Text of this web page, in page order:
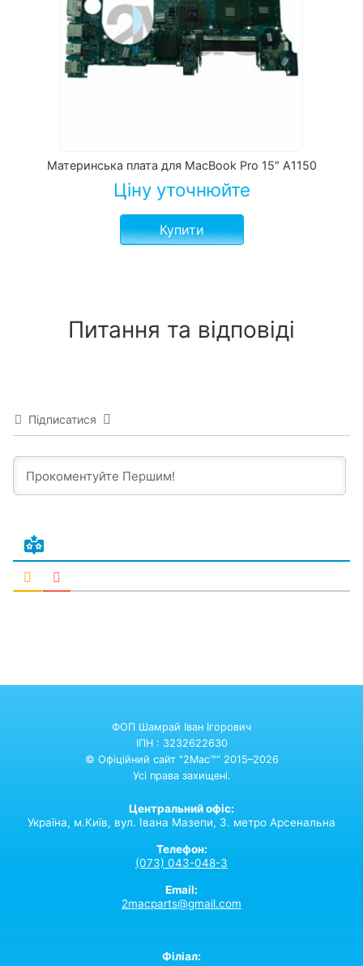
Материнська плата для MacBook Pro 15″ A1150
Ціну уточнюйте
Купити
Питання та відповіді
Підписатися
ФОП Шамрай Іван Ігорович
ІПН : 3232622630
© Офіційний сайт "2Mac™" 2015–2026
Усі права захищені.
Центральний офіс:
Україна, м.Київ, вул. Івана Мазепи, 3. метро Арсенальна
Телефон:
(073) 043-048-3
Email:
2macparts@gmail.com
Філіал: